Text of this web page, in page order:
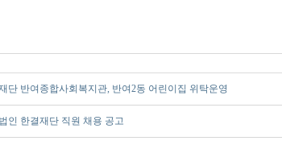
단 반여종합사회복지관, 반여2동 어린이집 위탁운영
인 한결재단 직원 채용 공고